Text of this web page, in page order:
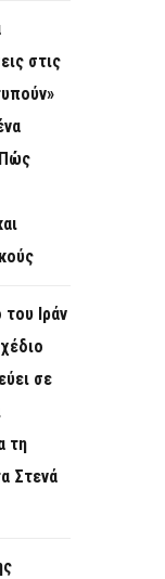
στις
Ιράν
σε
τη
Στενά